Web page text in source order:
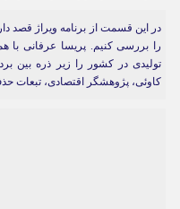
در این قسمت از برنامه ویراژ قصد
را بررسی کنیم. پریسا عرفانی
تولیدی در کشور را زیر ذره بین
کاوئی، پژوهشگر اقتصادی، تبعات